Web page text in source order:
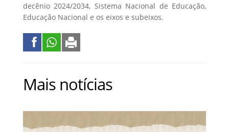
decênio 2024/2034, Sistema Nacional de Educação,
Educação Nacional e os eixos e subeixos.
Mais notícias